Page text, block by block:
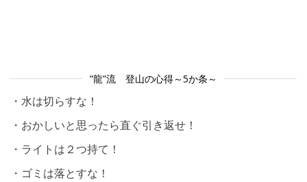
”龍”流 登山の心得～5か条～
・水は切らすな！
・おかしいと思ったら直ぐ引き返せ！
・ライトは２つ持て！
・ゴミは落とすな！